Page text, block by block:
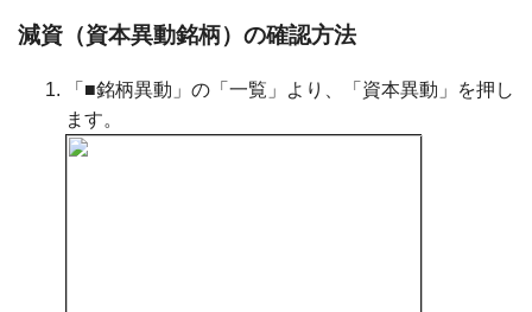
減資（資本異動銘柄）の確認方法
「■銘柄異動」の「一覧」より、「資本異動」を押し
ます。